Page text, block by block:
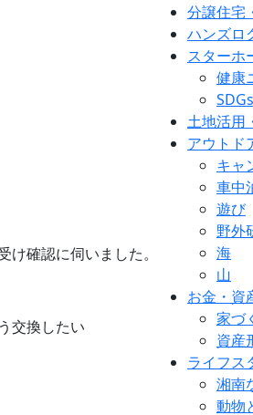
確認に伺いました。
交換したい
分譲住宅
ハンズロ
スターホ
健康
SDGs
土地活用
アウトド
キャ
車中
遊び
野外
海
山
お金・資
家づ
資産
ライフス
湘南
動物